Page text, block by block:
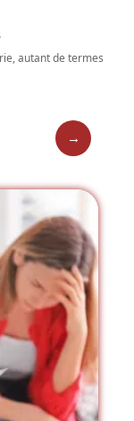
autant de termes